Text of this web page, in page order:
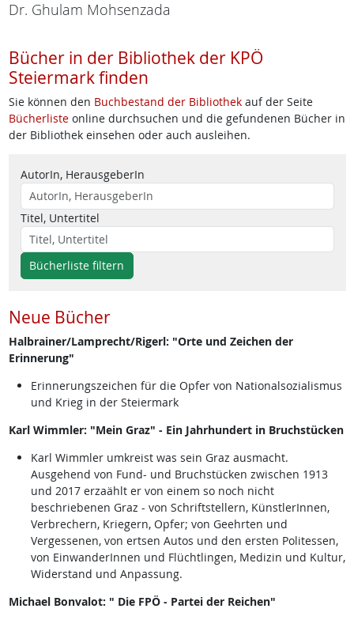
Dr. Ghulam Mohsenzada
Bücher in der Bibliothek der KPÖ
Steiermark finden
Sie können den Buchbestand der Bibliothekauf der Seite
Bücherlisteonline durchsuchen und die gefundenen Bücher in
der Bibliothek einsehen oder auch ausleihen.
AutorIn, HerausgeberIn
Titel, Untertitel
Bücherliste filtern
Neue Bücher
Halbrainer/Lamprecht/Rigerl: "Orte und Zeichen der
Erinnerung"
Erinnerungszeichen für die Opfer von Nationalsozialismus
und Krieg in der Steiermark
Karl Wimmler: "Mein Graz" - Ein Jahrhundert in Bruchstücken
Karl Wimmler umkreist was sein Graz ausmacht.
Ausgehend von Fund- und Bruchstücken zwischen 1913
und 2017 erzaählt er von einem so noch nicht
beschriebenen Graz - von Schriftstellern, KünstlerInnen,
Verbrechern, Kriegern, Opfer; von Geehrten und
Vergessenen, von ertsen Autos und den ersten Politessen,
von EinwanderInnen und Flüchtlingen, Medizin und Kultur,
Widerstand und Anpassung.
Michael Bonvalot: " Die FPÖ - Partei der Reichen"